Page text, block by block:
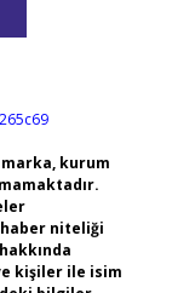
kurum
niteliği
kişiler ile isim